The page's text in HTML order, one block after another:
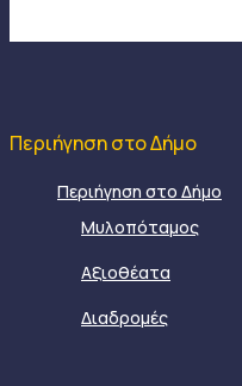
Περιήγηση στο Δήμο
Περιήγηση στο Δήμο
Μυλοπόταμος
Αξιοθέατα
Διαδρομές